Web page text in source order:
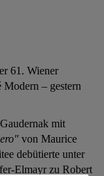
61. Wiener
– gestern
mit
von Maurice
debütierte unter
Elmayr zu Robert